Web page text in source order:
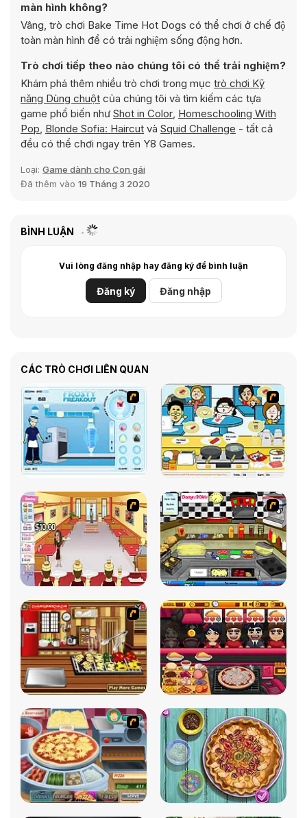
màn hình không?
Vâng, trò chơi Bake Time Hot Dogs có thể chơi ở chế độ
toàn màn hình để có trải nghiệm sống động hơn.
Trò chơi tiếp theo nào chúng tôi có thể trải nghiệm?
Khám phá thêm nhiều trò chơi trong mục trò chơi Kỹ
năng Dùng chuột của chúng tôi và tìm kiếm các tựa
game phổ biến như Shot in Color, Homeschooling With
Pop, Blonde Sofia: Haircut và Squid Challenge - tất cả
đều có thể chơi ngay trên Y8 Games.
Loại: Game dành cho Con gái
Đã thêm vào 19 Tháng 3 2020
BÌNH LUẬN
Vui lòng đăng nhập hay đăng ký để bình luận
Đăng ký Đăng nhập
CÁC TRÒ CHƠI LIÊN QUAN